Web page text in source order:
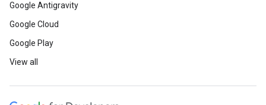
Google Antigravity
Google Cloud
Google Play
View all